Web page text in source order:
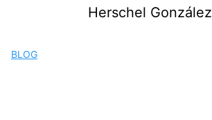
Herschel González
BLOG